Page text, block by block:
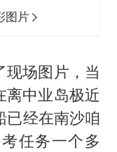
图片
场图片，当
离中业岛极近
已经在南沙咱
任务一个多